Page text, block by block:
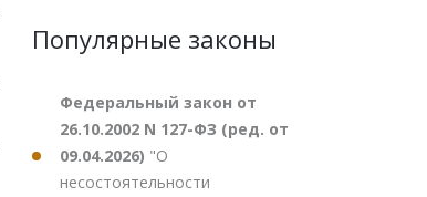
Популярные законы
Федеральный закон от
26.10.2002 N 127-ФЗ (ред. от
09.04.2026) "О
несостоятельности